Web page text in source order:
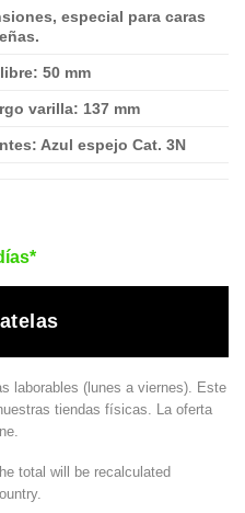
especial para caras
50 mm
varilla: 137 mm
Azul espejo Cat. 3N
laborables (lunes a viernes). Este
tiendas físicas. La oferta
total will be recalculated